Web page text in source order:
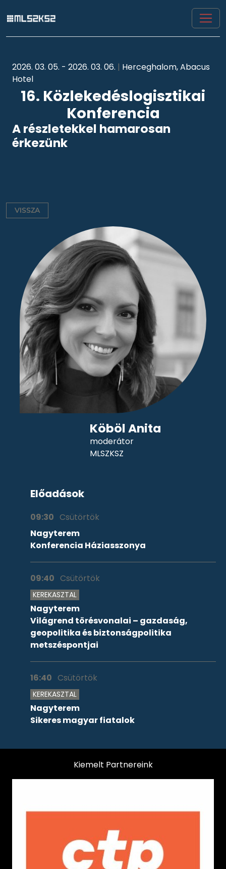
2026. 03. 05. - 2026. 03. 06. | Herceghalom, Abacus
Hotel
16. Közlekedéslogisztikai
Konferencia
A részletekkel hamarosan
érkezünk
VISSZA
Köböl Anita
moderátor
MLSZKSZ
Előadások
09:30 Csütörtök
Nagyterem
Konferencia Háziasszonya
09:40 Csütörtök
KEREKASZTAL
Nagyterem
Világrend törésvonalai – gazdaság,
geopolitika és biztonságpolitika
metszéspontjai
16:40 Csütörtök
KEREKASZTAL
Nagyterem
Sikeres magyar fiatalok
Kiemelt Partnereink